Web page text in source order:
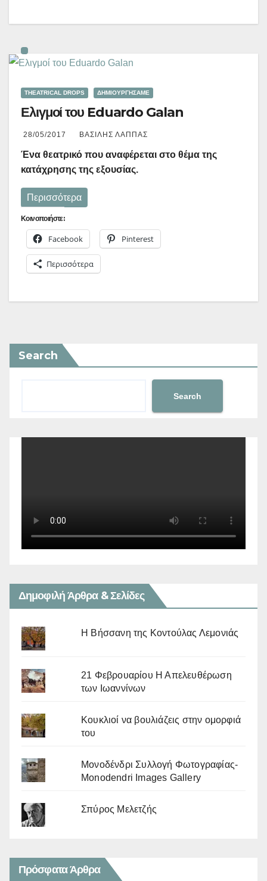
THEATRICAL DROPS ΔΗΜΙΟΥΡΓΉΣΑΜΕ
Ελιγμοί του Eduardo Galan
28/05/2017 ΒΑΣΊΛΗΣ ΛΆΠΠΑΣ
Ένα θεατρικό που αναφέρεται στο θέμα της
κατάχρησης της εξουσίας.
Περισσότερα
Κοινοποιήστε:
Facebook Pinterest
Περισσότερα
Search
Search
Δημοφιλή Άρθρα & Σελίδες
Η Βήσσανη της Κοντούλας Λεμονιάς
21 Φεβρουαρίου Η Απελευθέρωση
των Ιωαννίνων
Κουκλιοί να βουλιάζεις στην ομορφιά
του
Μονοδένδρι Συλλογή Φωτογραφίας-
Monodendri Images Gallery
Σπύρος Μελετζής
Πρόσφατα Άρθρα